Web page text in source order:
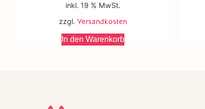
inkl. 19 % MwSt.
zzgl. Versandkosten
In den Warenkorb